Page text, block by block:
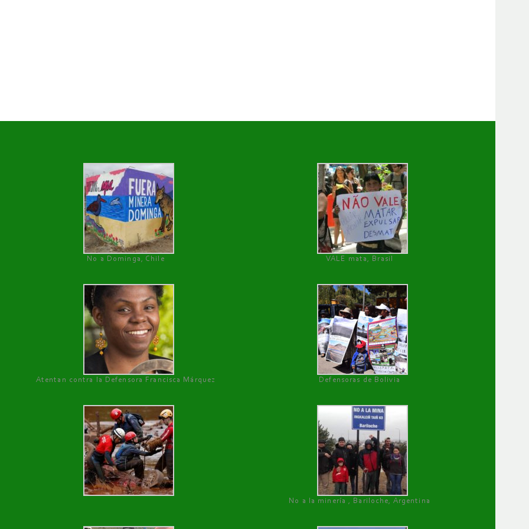
No a Dominga, Chile
VALE mata, Brasil
Atentan contra la Defensora Francisca Márquez Defensoras de Bolivia
No a la minería , Bariloche, Argentina